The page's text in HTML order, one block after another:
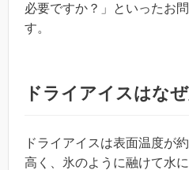
必要ですか？」といったお
す。
ドライアイスはな
ドライアイスは表面温度が
高く、氷のように融けて水